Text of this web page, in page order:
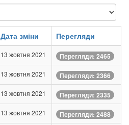
Дата зміни
Перегляди
13 жовтня 2021 Перегляди: 2465
13 жовтня 2021 Перегляди: 2366
13 жовтня 2021 Перегляди: 2335
13 жовтня 2021 Перегляди: 2488